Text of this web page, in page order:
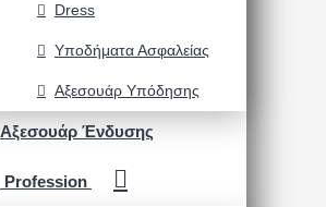
Dress
Υποδήματα Ασφαλείας
Αξεσουάρ Υπόδησης
Αξεσουάρ Ένδυσης
Profession